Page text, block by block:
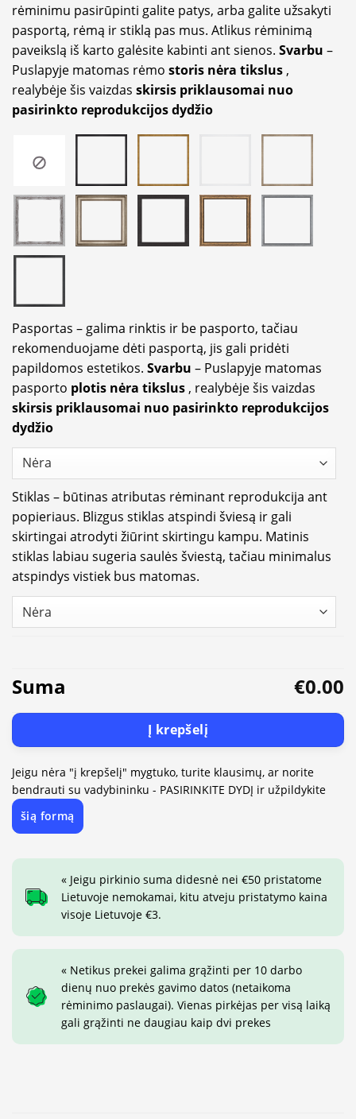
rėminimu pasirūpinti galite patys, arba galite užsakyti
pasportą, rėmą ir stiklą pas mus. Atlikus rėminimą
paveikslą iš karto galėsite kabinti ant sienos. Svarbu –
Puslapyje matomas rėmo storis nėra tikslus ,
realybėje šis vaizdas skirsis priklausomai nuo
pasirinkto reprodukcijos dydžio
Pasportas – galima rinktis ir be pasporto, tačiau
rekomenduojame dėti pasportą, jis gali pridėti
papildomos estetikos. Svarbu – Puslapyje matomas
pasporto plotis nėra tikslus , realybėje šis vaizdas
skirsis priklausomai nuo pasirinkto reprodukcijos
dydžio
Stiklas – būtinas atributas rėminant reprodukcija ant
popieriaus. Blizgus stiklas atspindi šviesą ir gali
skirtingai atrodyti žiūrint skirtingu kampu. Matinis
stiklas labiau sugeria saulės šviestą, tačiau minimalus
atspindys vistiek bus matomas.
Suma €0.00
Į krepšelį
Jeigu nėra "į krepšelį" mygtuko, turite klausimų, ar norite
bendrauti su vadybininku - PASIRINKITE DYDĮ ir užpildykite
šią formą
« Jeigu pirkinio suma didesnė nei €50 pristatome
Lietuvoje nemokamai, kitu atveju pristatymo kaina
visoje Lietuvoje €3.
« Netikus prekei galima grąžinti per 10 darbo
dienų nuo prekės gavimo datos (netaikoma
rėminimo paslaugai). Vienas pirkėjas per visą laiką
gali grąžinti ne daugiau kaip dvi prekes